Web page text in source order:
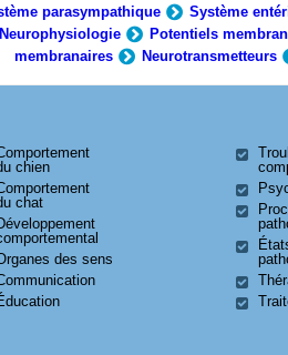
parasympathique Système
Neurophysiologie Potentiels
membranaires
Neurotransmetteurs
chien
chat
des sens